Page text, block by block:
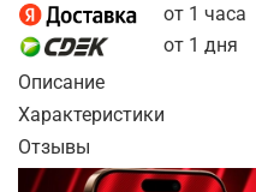
от 1 часа
от 1 дня
Описание
Характеристики
Отзывы